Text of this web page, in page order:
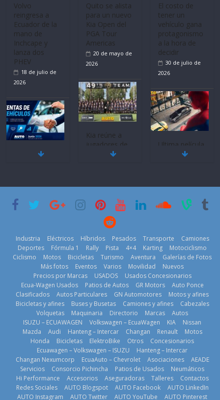
Volvo
reingresa a
Ecuador de la
mano de
Inchcape y
lanza dos
PHEV
18 de julio de
2026
Mercado
historia
11 de julio de
BMW, Toyota,
Bosch y
prueban flota
que usa
gasolina 100%
renovable
25 de julio de
2026
Quito se alista
para un nuevo
Kia Open del
PGA Tour
Americas
20 de mayo de
2026
Kia reúne a
jugadores de
fútbol de todo
2026
La Vuelta al
Ecuador 2026,
edición 47ª,
recorre 7
provincias en 8
días
1 de agosto de
2026
El costo de
tener un
vehículo gana
protagonismo
a la hora de
decidir
30 de julio de
2026
Ultima película
‘Spider‑Man:
29 de julio de
¿Qué puede
pasar con tu
vehículo si
permanece
varios días sin
usar?
3 de agosto de
2026
Industria Eléctricos Híbridos Pesados Transporte
Camiones
Deportes
Fórmula 1 Rally Pista 4×4 Karting
Motociclismo
Ciclismo
Motos Bicicletas Turismo Aventura
Galerías de Fotos
Más fotos
Eventos Varios Movilidad
Nuevos
Precios por Marcas
USADOS
Usados Concesionarios
Ecua-Wagen Usados
Patios de Autos GR Motors
Auto Ponce
Clasificados
Autos Particulares GN Automotores
Motos y afines
Bicicletas y afines
Buses y Busetas Camiones y afines
Cabezales
Volquetas
Maquinaria Directorio Marcas
Autos
ISUZU – ECUAWAGEN
Volkswagen – EcuaWagen KIA
Nissan
Mazda
Audi Hanteng – Intercar Changan Renault
Motos
Honda
Bicicletas ElektroBike Otros
Concesionarios
Ecuawagen – Volkswagen – ISUZU
Hanteng – Intercar
Changan Nexumcorp
EcuaAuto – Chevrolet Asociaciones
AEADE
Servicios
Consorcio Pichincha Patios de Usados
Neumáticos
Hi Performance
Accesorios Aseguradoras Talleres
Contactos
Redes Sociales
AUTO Blogspot AUTO Facebook
AUTO LinkedIn
AUTO Instagram
AUTO Twitter AUTO YouTube AUTO Pinterest